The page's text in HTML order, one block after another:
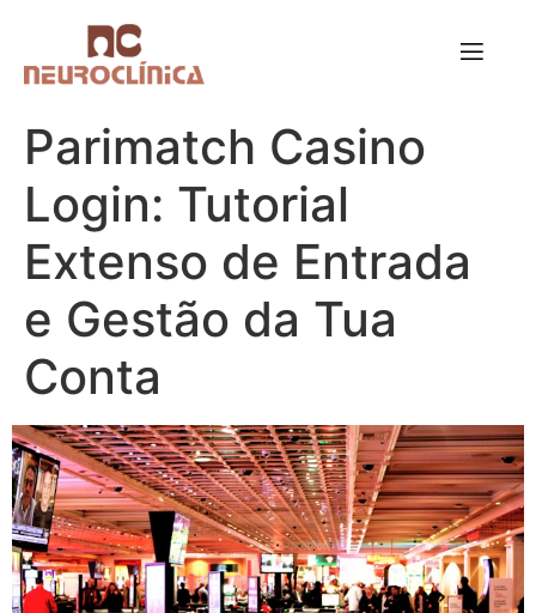
Parimatch Casino
Login: Tutorial
Extenso de Entrada
e Gestão da Tua
Conta